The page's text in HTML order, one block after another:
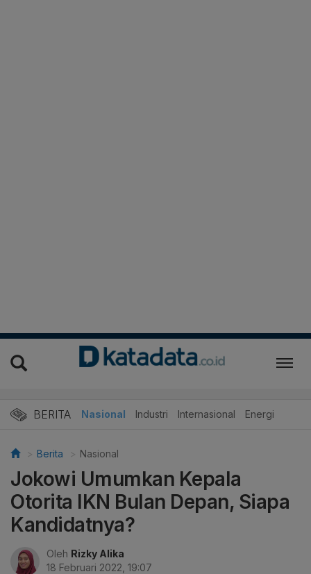
BERITA Nasional Industri Internasional Energi
Berita Nasional
Jokowi Umumkan Kepala
Otorita IKN Bulan Depan, Siapa
Kandidatnya?
Oleh Rizky Alika
18 Februari 2022, 19:07